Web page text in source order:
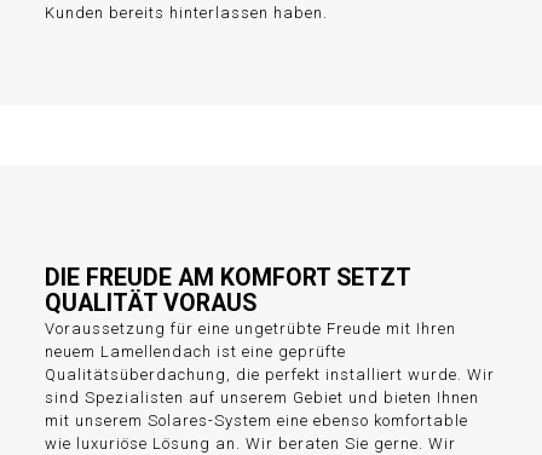
Kunden bereits hinterlassen haben.
DIE FREUDE AM KOMFORT SETZT
QUALITÄT VORAUS
Voraussetzung für eine ungetrübte Freude mit Ihren
neuem Lamellendach ist eine geprüfte
Qualitätsüberdachung, die perfekt installiert wurde. Wir
sind Spezialisten auf unserem Gebiet und bieten Ihnen
mit unserem Solares-System eine ebenso komfortable
wie luxuriöse Lösung an. Wir beraten Sie gerne. Wir